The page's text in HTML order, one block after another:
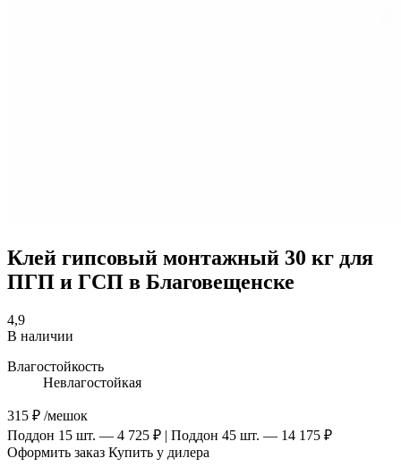
Клей гипсовый монтажный 30 кг для
ПГП и ГСП в Благовещенске
4,9
В наличии
Влагостойкость
Невлагостойкая
315 ₽ /мешок
Поддон 15 шт. — 4 725 ₽ | Поддон 45 шт. — 14 175 ₽
Оформить заказ Купить у дилера